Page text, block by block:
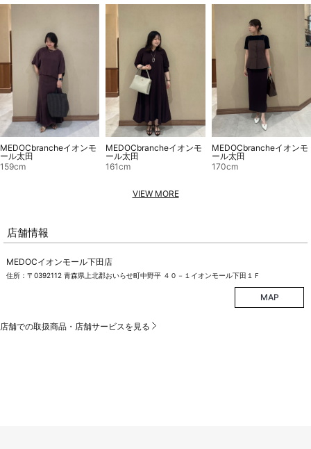
MEDOCbrancheイオンモ
ール太田
159cm
MEDOCbrancheイオンモ
ール太田
161cm
MEDOCbrancheイオンモ
ール太田
170cm
VIEW MORE
店舗情報
MEDOCイオンモール下田店
住所：〒0392112 青森県上北郡おいらせ町中野平 ４０－１イオンモール下田１Ｆ
MAP
店舗での取扱商品・店舗サービスを見る